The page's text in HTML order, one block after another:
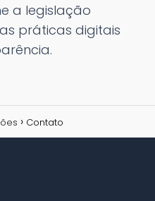
a legislação
práticas digitais
Contato